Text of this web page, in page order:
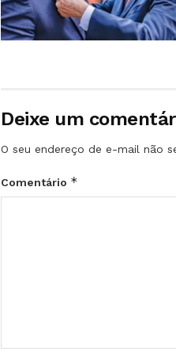
Deixe um
O seu endereço de e-mail não
Comentário *